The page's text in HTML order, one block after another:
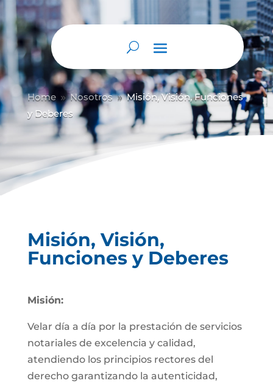
Abrir barra de herramientas
Home 9 Nosotros 9 Misión, Visión, Funciones
y Deberes
Misión, Visión,
Funciones y Deberes
Misión:
Velar día a día por la prestación de servicios
notariales de excelencia y calidad,
atendiendo los principios rectores del
derecho garantizando la autenticidad,